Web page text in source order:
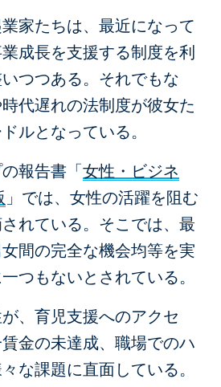
家たちは、最近になって
成長を支援する制度を利
つつある。それでもな
代遅れの法制度が彼女た
ルとなっている。
報告書「女性・ビジネ
」では、女性の活躍を阻む
れている。そこでは、最
間の完全な機会均等を実
つもないとされている。
、育児支援へのアクセ
金の未達成、職場でのハ
な課題に直面している。